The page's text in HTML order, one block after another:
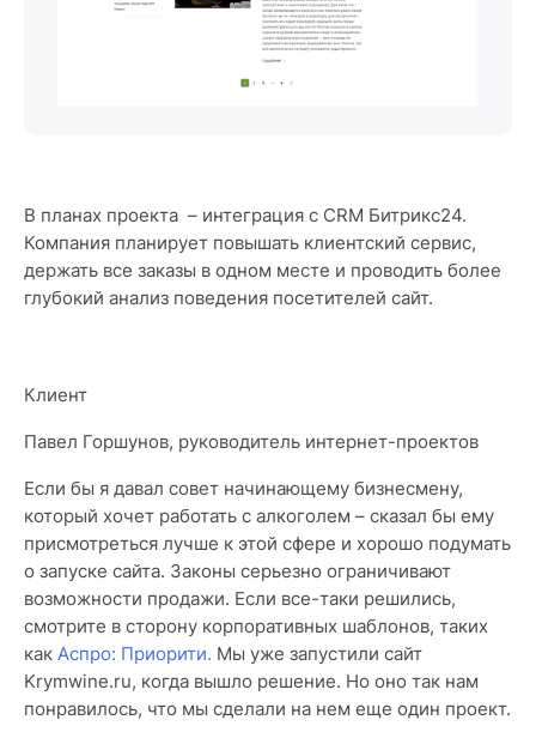
В планах проекта – интеграция с CRM Битрикс24.
Компания планирует повышать клиентский сервис,
держать все заказы в одном месте и проводить более
глубокий анализ поведения посетителей сайт.
Клиент
Павел Горшунов, руководитель интернет-проектов
Если бы я давал совет начинающему бизнесмену,
который хочет работать с алкоголем – сказал бы ему
присмотреться лучше к этой сфере и хорошо подумать
о запуске сайта. Законы серьезно ограничивают
возможности продажи. Если все-таки решились,
смотрите в сторону корпоративных шаблонов, таких
как Аспро: Приорити. Мы уже запустили сайт
Krymwine.ru, когда вышло решение. Но оно так нам
понравилось, что мы сделали на нем еще один проект.